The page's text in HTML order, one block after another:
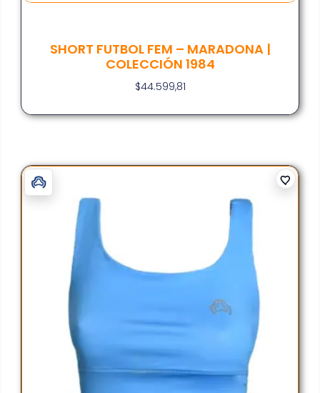
SHORT FUTBOL FEM – MARADONA |
COLECCIÓN 1984
$44.599,81